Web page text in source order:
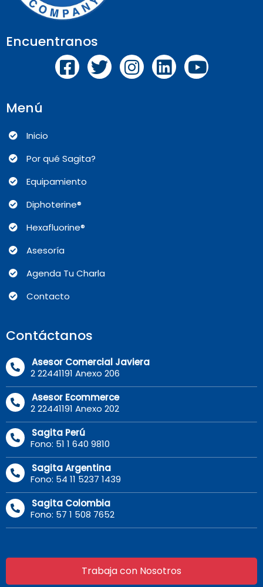
Encuentranos
Menú
Inicio
Por qué Sagita?
Equipamiento
Diphoterine®
Hexafluorine®
Asesoría
Agenda Tu Charla
Contacto
Contáctanos
Asesor Comercial Javiera
2 22441191 Anexo 206
Asesor Ecommerce
2 22441191 Anexo 202
Sagita Perú
Fono: 51 1 640 9810
Sagita Argentina
Fono: 54 11 5237 1439
Sagita Colombia
Fono: 57 1 508 7652
Trabaja con Nosotros